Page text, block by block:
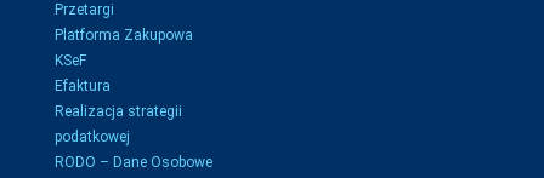
Przetargi
Platforma Zakupowa
KSeF
Efaktura
Realizacja strategii
podatkowej
RODO – Dane Osobowe